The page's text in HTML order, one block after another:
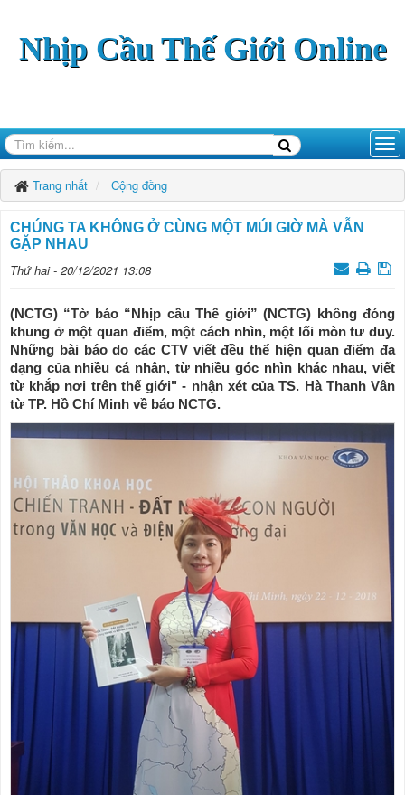
Nhịp Cầu Thế Giới Online
Trang nhất Cộng đồng
CHÚNG TA KHÔNG Ở CÙNG MỘT MÚI GIỜ MÀ VẪN
GẶP NHAU
Thứ hai - 20/12/2021 13:08
(NCTG) “Tờ báo “Nhịp cầu Thế giới” (NCTG) không đóng
khung ở một quan điểm, một cách nhìn, một lối mòn tư duy.
Những bài báo do các CTV viết đều thể hiện quan điểm đa
dạng của nhiều cá nhân, từ nhiều góc nhìn khác nhau, viết
từ khắp nơi trên thế giới" - nhận xét của TS. Hà Thanh Vân
từ TP. Hồ Chí Minh về báo NCTG.